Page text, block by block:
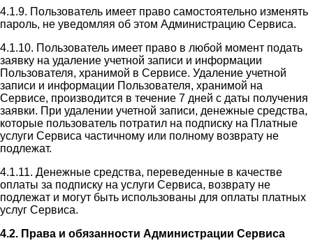
4.1.9. Пользователь имеет право самостоятельно изменять
пароль, не уведомляя об этом Администрацию Сервиса.
4.1.10. Пользователь имеет право в любой момент подать
заявку на удаление учетной записи и информации
Пользователя, хранимой в Сервисе. Удаление учетной
записи и информации Пользователя, хранимой на
Сервисе, производится в течение 7 дней с даты получения
заявки. При удалении учетной записи, денежные средства,
которые пользователь потратил на подписку на Платные
услуги Сервиса частичному или полному возврату не
подлежат.
4.1.11. Денежные средства, переведенные в качестве
оплаты за подписку на услуги Сервиса, возврату не
подлежат и могут быть использованы для оплаты платных
услуг Сервиса.
4.2. Права и обязанности Администрации Сервиса